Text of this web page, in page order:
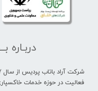
دربـاره
فعالیت در حوزه خدمات